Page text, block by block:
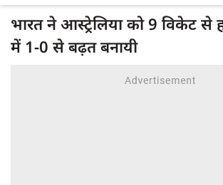
भारत ने आस्ट्रेलिया को 9 विकेट से
में 1-0 से बढ़त बनायी